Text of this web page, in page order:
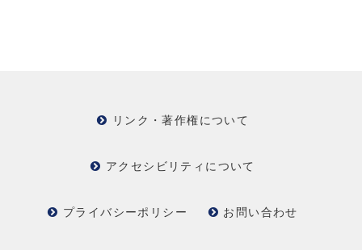
リンク・著作権について
アクセシビリティについて
プライバシーポリシー お問い合わせ